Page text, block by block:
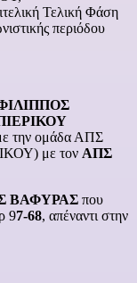
Τελική Φάση
περιόδου
την ομάδα ΑΠΣ
με τον ΑΠΣ
ΒΑΦΥΡΑΣ που
97-68, απέναντι στην